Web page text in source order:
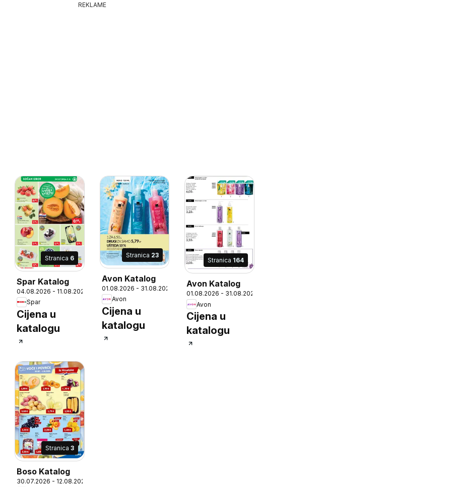
REKLAME
Stranica 6
Spar Katalog
04.08.2026 - 11.08.2026
Spar
Cijena u
katalogu
Stranica 23
Avon Katalog
01.08.2026 - 31.08.2026
Avon
Cijena u
katalogu
Stranica 164
Avon Katalog
01.08.2026 - 31.08.2026
Avon
Cijena u
katalogu
Stranica 3
Boso Katalog
30.07.2026 - 12.08.2026